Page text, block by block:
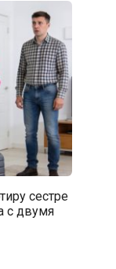
сестре
с двумя